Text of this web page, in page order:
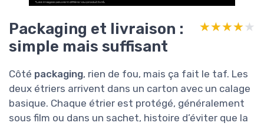
Packaging et livraison :
simple mais suffisant
★★★★★
★★★★★
Côté packaging, rien de fou, mais ça fait le taf. Les
deux étriers arrivent dans un carton avec un calage
basique. Chaque étrier est protégé, généralement
sous film ou dans un sachet, histoire d’éviter que la